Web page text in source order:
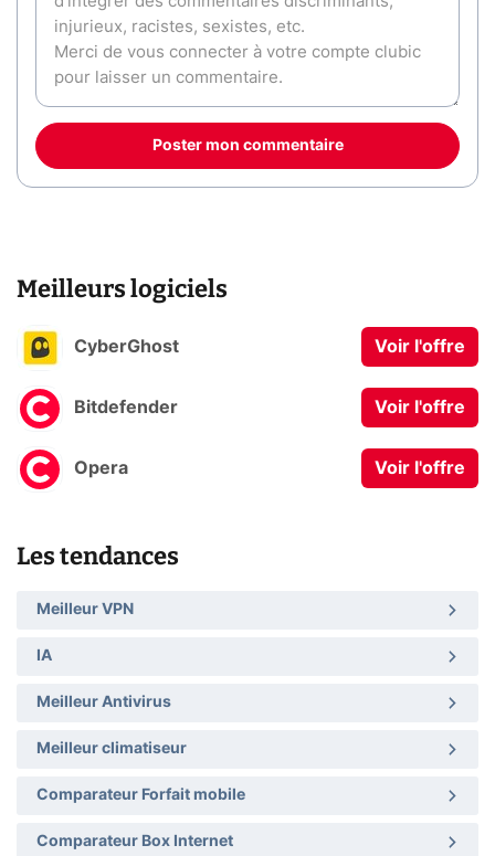
Poster mon commentaire
Meilleurs logiciels
CyberGhost Voir l'offre
Bitdefender Voir l'offre
Opera Voir l'offre
Les tendances
Meilleur VPN
IA
Meilleur Antivirus
Meilleur climatiseur
Comparateur Forfait mobile
Comparateur Box Internet